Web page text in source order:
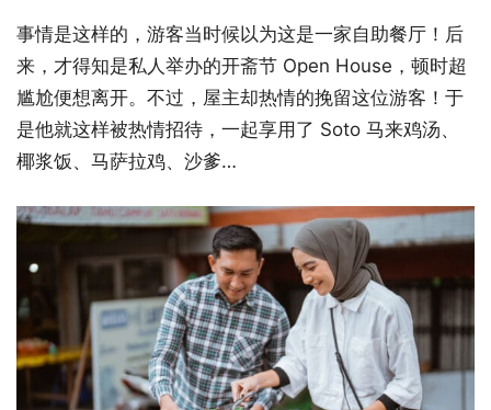
事情是这样的，游客当时候以为这是一家自助餐厅！后
来，才得知是私人举办的开斋节 Open House，顿时超
尴尬便想离开。不过，屋主却热情的挽留这位游客！于
是他就这样被热情招待，一起享用了 Soto 马来鸡汤、
椰浆饭、马萨拉鸡、沙爹…